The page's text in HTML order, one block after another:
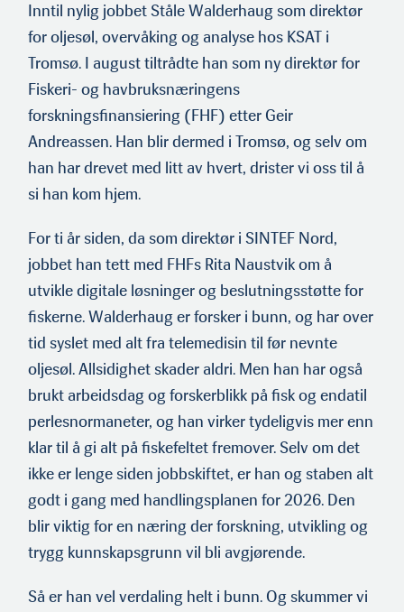
Inntil nylig jobbet Ståle Walderhaug som direktør
for oljesøl, overvåking og analyse hos KSAT i
Tromsø. I august tiltrådte han som ny direktør for
Fiskeri- og havbruksnæringens
forskningsfinansiering (FHF) etter Geir
Andreassen. Han blir dermed i Tromsø, og selv om
han har drevet med litt av hvert, drister vi oss til å
si han kom hjem.
For ti år siden, da som direktør i SINTEF Nord,
jobbet han tett med FHFs Rita Naustvik om å
utvikle digitale løsninger og beslutningsstøtte for
fiskerne. Walderhaug er forsker i bunn, og har over
tid syslet med alt fra telemedisin til før nevnte
oljesøl. Allsidighet skader aldri. Men han har også
brukt arbeidsdag og forskerblikk på fisk og endatil
perlesnormaneter, og han virker tydeligvis mer enn
klar til å gi alt på fiskefeltet fremover. Selv om det
ikke er lenge siden jobbskiftet, er han og staben alt
godt i gang med handlingsplanen for 2026. Den
blir viktig for en næring der forskning, utvikling og
trygg kunnskapsgrunn vil bli avgjørende.
Så er han vel verdaling helt i bunn. Og skummer vi